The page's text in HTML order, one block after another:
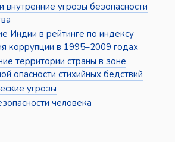
внутренние угрозы безопасности
Индии в рейтинге по индексу
коррупции в 1995–2009 годах
территории страны в зоне
опасности стихийных бедствий
угрозы
человека